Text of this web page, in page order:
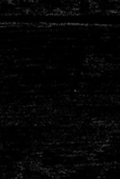
publiques. Sept. 2019 à juin
Chalon/S.: Conception,
Théâtre. juin 2024.
d'usine" de Stefano Massini.
de pratique théâtrale en lien avec
chanson" : atelier théâtre, Lycée
Autun avec 15 élèves de 2nde
Atelier de pratique artistique et
de Jules Romains. Hiver 2024 et
adultes. Maison des terroirs –
avec des adultes en
de résidents en ESAT Le
enfants et adultes. 2 sessions